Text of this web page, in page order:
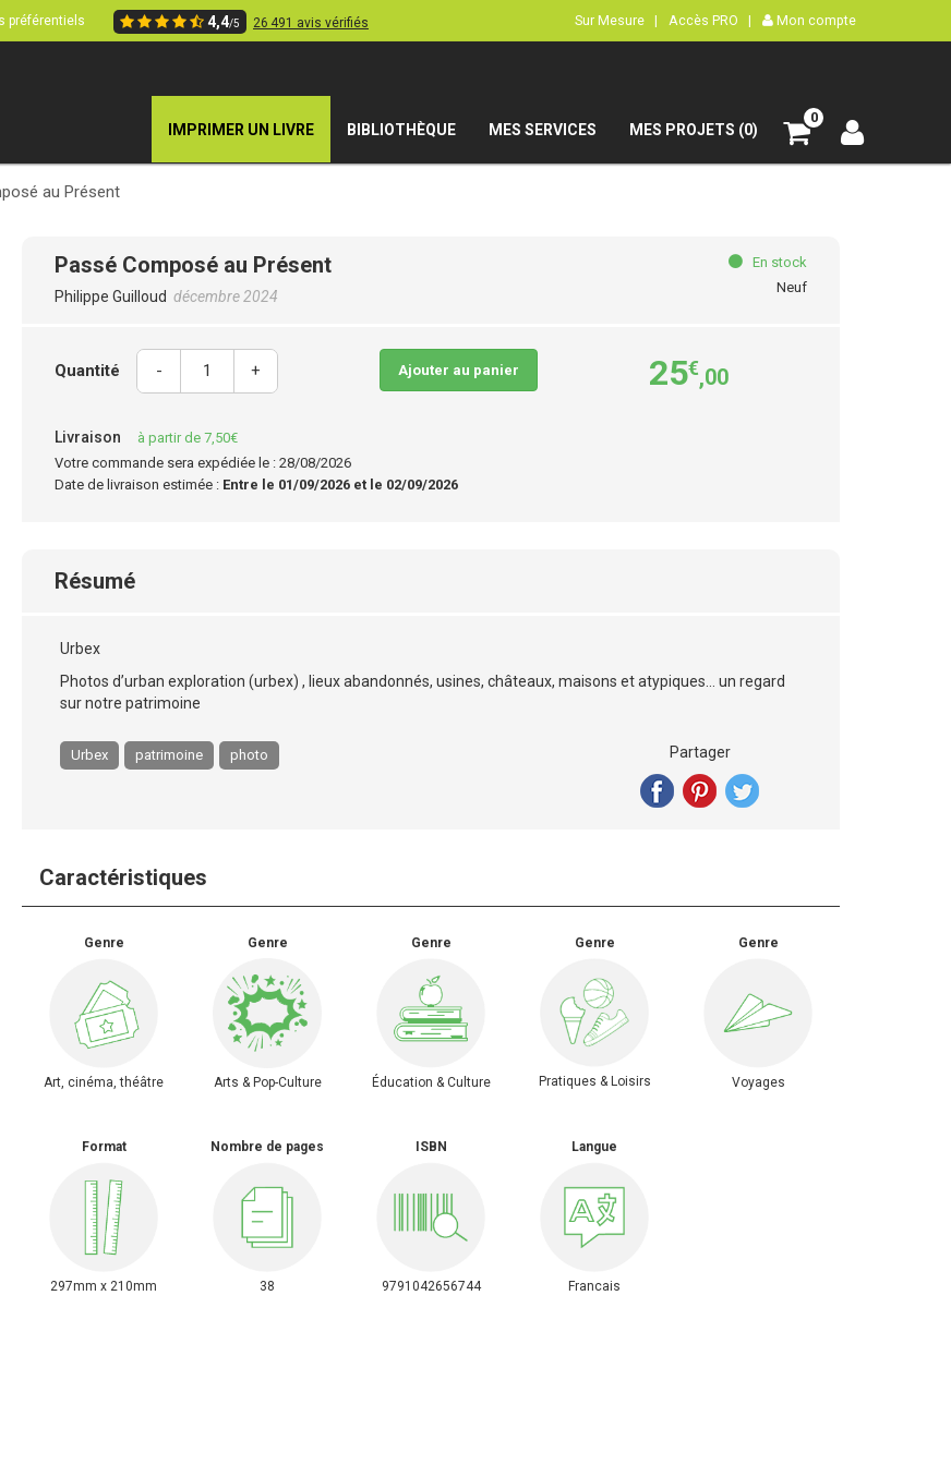
préférentiels 4,4/5 26 491 avis vérifiés Sur Mesure | Accès PRO | Mon compte
IMPRIMER UN LIVRE BIBLIOTHÈQUE MES SERVICES MES PROJETS (0)
0
au Présent
Passé Composé au Présent
Philippe Guilloud décembre 2024
En stock
Neuf
Quantité - + Ajouter au panier 25€,00
Livraison
à partir de 7,50€
Votre commande sera expédiée le : 28/08/2026
Date de livraison estimée : Entre le 01/09/2026 et le 02/09/2026
Résumé
Urbex
Photos d’urban exploration (urbex) , lieux abandonnés, usines, châteaux, maisons et atypiques… un regard
sur notre patrimoine
Urbex patrimoine photo Partager
Caractéristiques
Genre
Art, cinéma, théâtre
Genre
Arts & Pop-Culture
Genre
Éducation & Culture
Genre
Pratiques & Loisirs
Genre
Voyages
Format
297mm x 210mm
Nombre de pages
38
ISBN
9791042656744
Langue
Francais